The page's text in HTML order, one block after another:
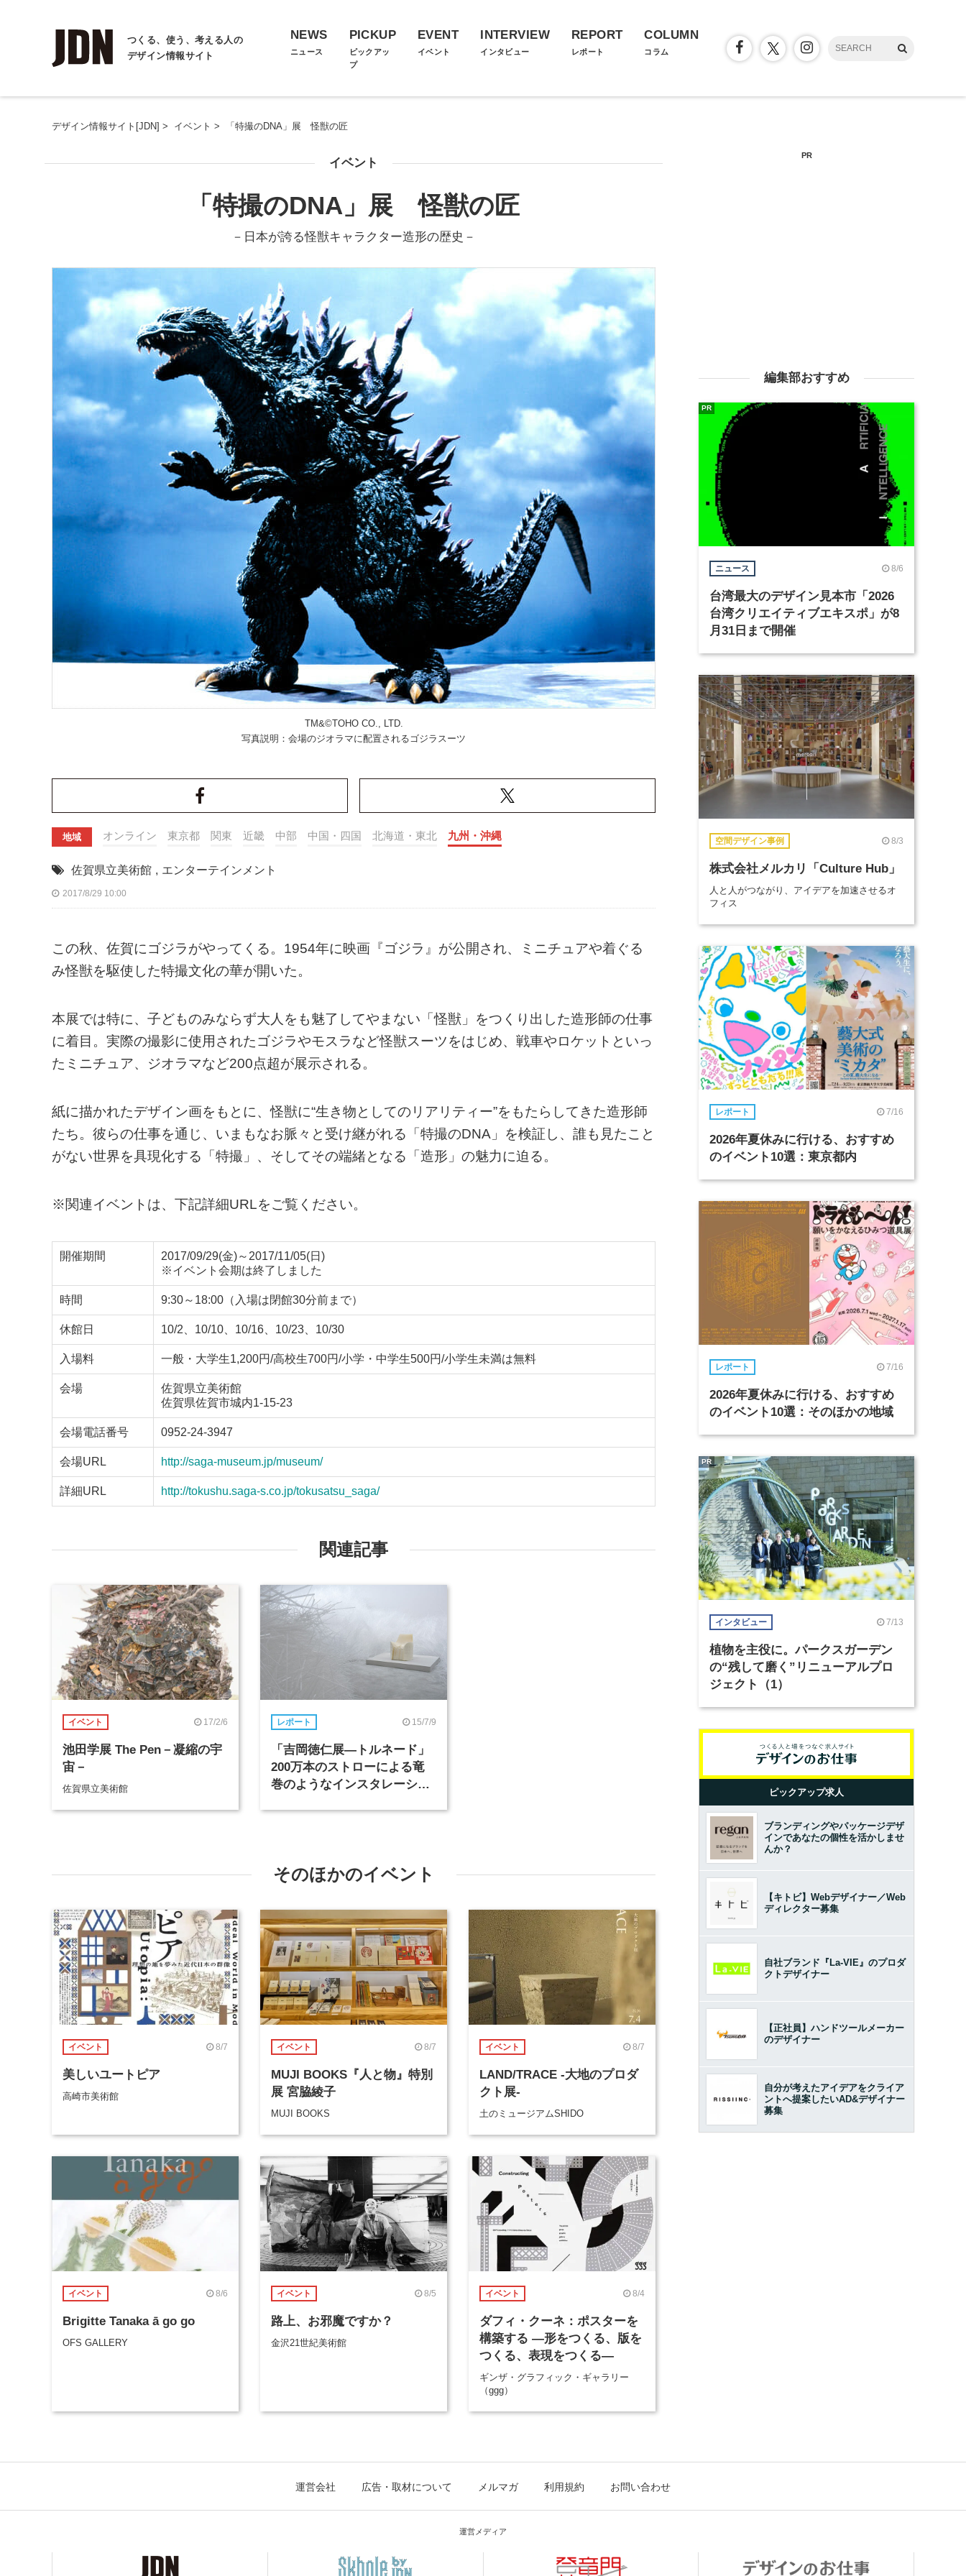
つくる、使う、考える人の
デザイン情報サイト
NEWS
ニュース
PICKUP
ピックアッ
プ
EVENT
イベント
INTERVIEW
インタビュー
REPORT
レポート
COLUMN
コラム
デザイン情報サイト[JDN] > イベント > 「特撮のDNA」展 怪獣の匠
イベント
「特撮のDNA」展 怪獣の匠
－日本が誇る怪獣キャラクター造形の歴史－
TM&©TOHO CO., LTD.
写真説明：会場のジオラマに配置されるゴジラスーツ
地域 オンライン 東京都 関東 近畿 中部 中国・四国 北海道・東北 九州・沖縄
佐賀県立美術館 , エンターテインメント
2017/8/29 10:00
この秋、佐賀にゴジラがやってくる。1954年に映画『ゴジラ』が公開され、ミニチュアや着ぐる
み怪獣を駆使した特撮文化の華が開いた。
本展では特に、子どものみならず大人をも魅了してやまない「怪獣」をつくり出した造形師の仕事
に着目。実際の撮影に使用されたゴジラやモスラなど怪獣スーツをはじめ、戦車やロケットといっ
たミニチュア、ジオラマなど200点超が展示される。
紙に描かれたデザイン画をもとに、怪獣に“生き物としてのリアリティー”をもたらしてきた造形師
たち。彼らの仕事を通じ、いまもなお脈々と受け継がれる「特撮のDNA」を検証し、誰も見たこと
がない世界を具現化する「特撮」、そしてその端緒となる「造形」の魅力に迫る。
※関連イベントは、下記詳細URLをご覧ください。
開催期間
2017/09/29(金)～2017/11/05(日)
※イベント会期は終了しました
時間 9:30～18:00（入場は閉館30分前まで）
休館日 10/2、10/10、10/16、10/23、10/30
入場料 一般・大学生1,200円/高校生700円/小学・中学生500円/小学生未満は無料
会場
佐賀県立美術館
佐賀県佐賀市城内1-15-23
会場電話番号 0952-24-3947
会場URL http://saga-museum.jp/museum/
詳細URL http://tokushu.saga-s.co.jp/tokusatsu_saga/
関連記事
イベント 17/2/6
池田学展 The Pen－凝縮の宇
宙－
佐賀県立美術館
レポート 15/7/9
「吉岡徳仁展―トルネード」
200万本のストローによる竜
巻のようなインスタレーショ
そのほかのイベント
イベント 8/7
美しいユートピア
高崎市美術館
イベント 8/7
MUJI BOOKS『人と物』特別
展 宮脇綾子
MUJI BOOKS
イベント 8/7
LAND/TRACE -大地のプロダ
クト展-
土のミュージアムSHIDO
イベント 8/6
Brigitte Tanaka ā go go
OFS GALLERY
イベント 8/5
路上、お邪魔ですか？
金沢21世紀美術館
イベント 8/4
ダフィ・クーネ：ポスターを
構築する ―形をつくる、版を
つくる、表現をつくる―
ギンザ・グラフィック・ギャラリー
（ggg）
PR
編集部おすすめ
ニュース 8/6
台湾最大のデザイン見本市「2026
台湾クリエイティブエキスポ」が8
月31日まで開催
PR
空間デザイン事例 8/3
株式会社メルカリ「Culture Hub」
人と人がつながり、アイデアを加速させるオ
フィス
レポート 7/16
2026年夏休みに行ける、おすすめ
のイベント10選：東京都内
レポート 7/16
2026年夏休みに行ける、おすすめ
のイベント10選：そのほかの地域
インタビュー 7/13
植物を主役に。パークスガーデン
の“残して磨く”リニューアルプロ
ジェクト（1）
PR
ピックアップ求人
ブランディングやパッケージデザ
インであなたの個性を活かしませ
んか？
【キトビ】Webデザイナー／Web
ディレクター募集
自社ブランド『La-VIE』のプロダ
クトデザイナー
【正社員】ハンドツールメーカー
のデザイナー
自分が考えたアイデアをクライア
ントへ提案したいAD&デザイナー
募集
運営会社 広告・取材について メルマガ 利用規約 お問い合わせ
運営メディア